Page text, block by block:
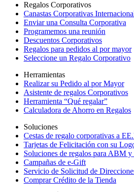
Regalos Corporativos
Canastas Corporativas
Enviar una Consulta Corporativa
Programemos una reunión
Descuentos Corporativos
Regalos para pedidos al por mayor
Seleccione un Regalo Corporativo
Herramientas
Realizar su Pedido al por Mayor
Asistente de regalos Corporativos
Herramienta “Qué regalar”
Calculadora de Ahorro en Regalos
Soluciones
Cestas de regalo corporativas a
Tarjetas de Felicitación con su
Soluciones de regalos para ABM
Campañas de e-Gift
Servicio de Solicitud de
Comprar Crédito de la Tienda